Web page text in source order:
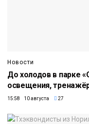
Новости
До холодов в парке
освещения,
15:58 10 августа 27